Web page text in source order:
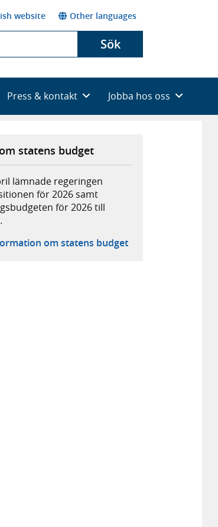
website Other languages
Sök
Press & kontakt Jobba hos oss
statens budget
lämnade regeringen
för 2026 samt
för 2026 till
om statens budget